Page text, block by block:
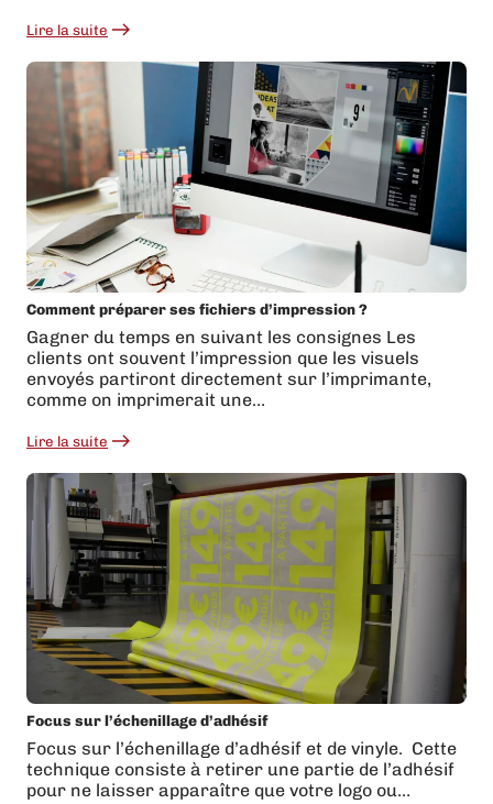
Lire la suite
:
sur
solution
d’affichage
révolutionnaire
!
Comment préparer ses fichiers d’impression ?
Gagner du temps en suivant les consignes Les
clients ont souvent l’impression que les visuels
envoyés partiront directement sur l’imprimante,
comme on imprimerait une…
Lire la suite
:
préparer
ses
fichiers
d’impression
Focus sur l’échenillage d’adhésif
Focus sur l’échenillage d’adhésif et de vinyle. Cette
technique consiste à retirer une partie de l’adhésif
pour ne laisser apparaître que votre logo ou…